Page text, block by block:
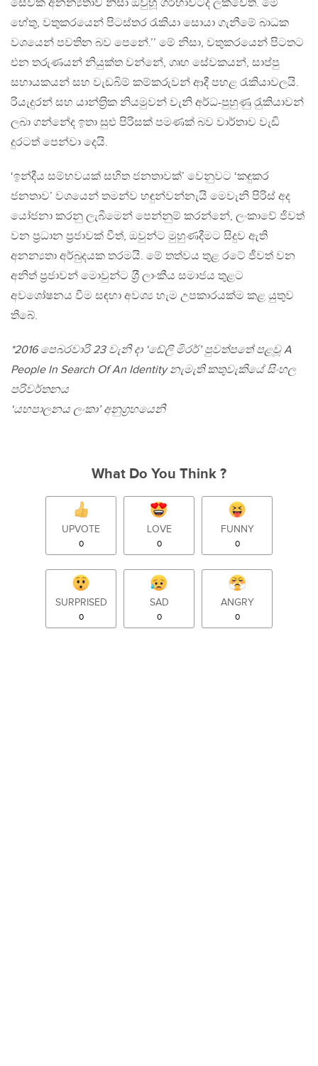
සේවක අනන්‍යතාව නිසා ඔවුහූ ගර්හාවටද ලක්වෙති. මේ
හේතු, වතුකරයෙන් පිටස්තර රැකියා සොයා ගැනීමේ බාධක
වශයෙන් පවතින බව පෙනේ.’’ මේ නිසා, වතුකරයෙන් පිටතට
එන තරුණයන් නියුක්ත වන්නේ, ගෘහ සේවකයන්, සාප්පු
සහායකයන් සහ වැඩබිම් කම්කරුවන් ආදී පහළ රැකියාවලයි.
රියැදුරන් සහ යාන්ත‍්‍රික නියමුවන් වැනි අර්ධ-පුහුණු රැුකියාවන්
ලබා ගන්නේද ඉතා සුළු පිරිසක් පමණක් බව වාර්තාව වැඩි
දුරටත් පෙන්වා දෙයි.
‘ඉන්දීය සම්භවයක් සහිත ජනතාවක්’ වෙනුවට ‘කඳුකර
ජනතාව’ වශයෙන් තමන්ව හඳුන්වන්නැයි මෙවැනි පිරිස් අද
යෝජනා කරනු ලැබීමෙන් පෙන්නුම් කරන්නේ, ලංකාවේ ජිවත්
වන ප‍්‍රධාන ප‍්‍රජාවක් වීත්, ඔවුන්ට මුහුණදීමට සිදුව ඇති
අනන්‍යතා අර්බුදයක තරමයි. මේ තත්වය තුළ රටේ ජීවත් වන
අනිත් ප‍්‍රජාවන් මොවුන්ට ශ‍්‍රී ලාංකීය සමාජය තුළට
අවශෝෂනය වීම සඳහා අවශ්‍ය හැම උපකාරයක්ම කළ යුතුව
තිබේ.
*2016 පෙබරවාරි 23 වැනි දා ‘ඬේලි මිරර්’ පුවත්පතේ පළවූ A
People In Search Of An Identity නැමැති කතුවැකියේ සිංහල
පරිවර්තනය
‘යහපාලනය ලංකා’ අනුග‍්‍රහයෙනි
What Do You Think ?
UPVOTE
0
LOVE
0
FUNNY
0
SURPRISED
0
SAD
0
ANGRY
0